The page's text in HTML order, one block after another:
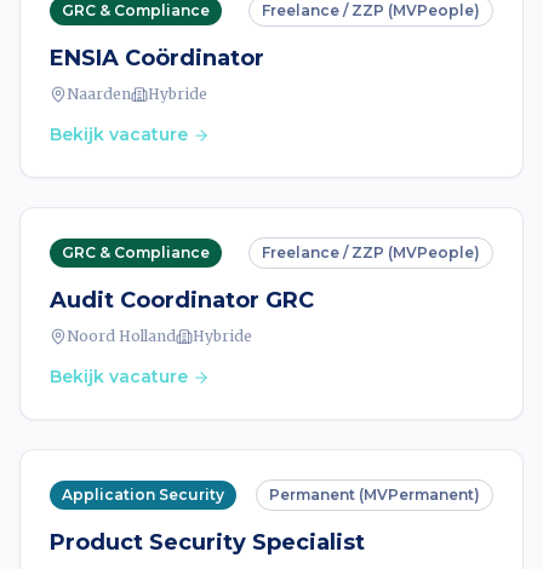
GRC & Compliance Freelance / ZZP (MVPeople)
ENSIA Coördinator
Naarden Hybride
Bekijk vacature
GRC & Compliance Freelance / ZZP (MVPeople)
Audit Coordinator GRC
Noord Holland Hybride
Bekijk vacature
Application Security Permanent (MVPermanent)
Product Security Specialist